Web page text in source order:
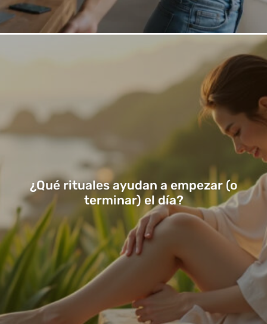
¿Qué rituales ayudan a empezar (o
terminar) el día?